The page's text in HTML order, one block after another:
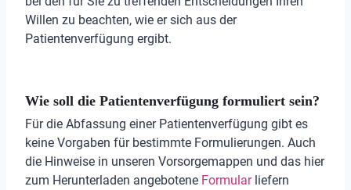
Willen zu beachten, wie er sich aus der
Patientenverfügung ergibt.
Wie soll die Patientenverfügung formuliert sein?
Für die Abfassung einer Patientenverfügung gibt es
keine Vorgaben für bestimmte Formulierungen. Auch
die Hinweise in unseren Vorsorgemappen und das hier
zum Herunterladen angebotene Formularliefern